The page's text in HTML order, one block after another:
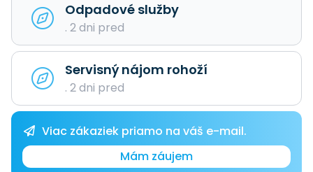
Odpadové služby
. 2 dni pred
Servisný nájom rohoží
. 2 dni pred
Viac zákaziek priamo na váš e-mail.
Mám záujem